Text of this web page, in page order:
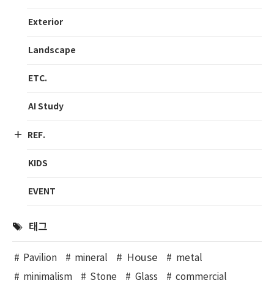
Exterior
Landscape
ETC.
AI Study
REF.
KIDS
EVENT
태그
Pavilion mineral House
metal
minimalism
Stone Glass commercial